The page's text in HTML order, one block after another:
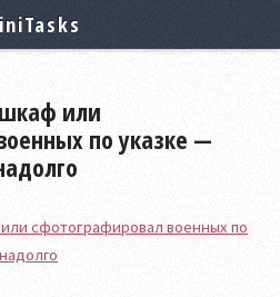
или
по указке —